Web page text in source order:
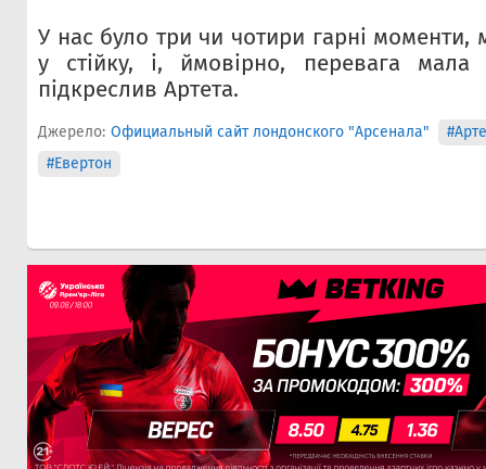
У нас було три чи чотири гарні моменти,
у стійку, і, ймовірно, перевага
підкреслив Артета.
Джерело: Официальный сайт лондонского "Арсенала"
#Евертон